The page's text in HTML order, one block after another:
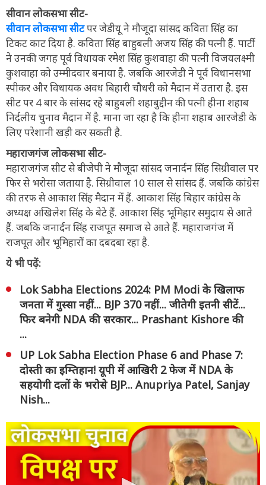
सीवान लोकसभा सीट-
सीवान लोकसभा सीटपर जेडीयू ने मौजूदा सांसद कविता सिंह का
टिकट काट दिया है. कविता सिंह बाहुबली अजय सिंह की पत्नी हैं. पार्टी
ने उनकी जगह पूर्व विधायक रमेश सिंह कुशवाहा की पत्नी विजयलक्ष्मी
कुशवाहा को उम्मीदवार बनाया है. जबकि आरजेडी ने पूर्व विधानसभा
स्पीकर और विधायक अवध बिहारी चौधरी को मैदान में उतारा है. इस
सीट पर 4 बार के सांसद रहे बाहुबली शहाबुद्दीन की पत्नी हीना शहाब
निर्दलीय चुनाव मैदान में है. माना जा रहा है कि हीना शहाब आरजेडी के
लिए परेशानी खड़ी कर सकती है.
महाराजगंज लोकसभा सीट-
महाराजगंज सीट से बीजेपी ने मौजूदा सांसद जनार्दन सिंह सिग्रीवाल पर
फिर से भरोसा जताया है. सिग्रीवाल 10 साल से सांसद हैं. जबकि कांग्रेस
की तरफ से आकाश सिंह मैदान में हैं. आकाश सिंह बिहार कांग्रेस के
अध्यक्ष अखिलेश सिंह के बेटे हैं. आकाश सिंह भूमिहार समुदाय से आते
हैं. जबकि जनार्दन सिंह राजपूत समाज से आते हैं. महाराजगंज में
राजपूत और भूमिहारों का दबदबा रहा है.
ये भी पढ़ें:
Lok Sabha Elections 2024: PM Modi के खिलाफ
जनता में गुस्सा नहीं... BJP 370 नहीं... जीतेगी इतनी सीटें...
फिर बनेगी NDA की सरकार... Prashant Kishore की
...
UP Lok Sabha Election Phase 6 and Phase 7:
दोस्ती का इम्तिहान! यूपी में आखिरी 2 फेज में NDA के
सहयोगी दलों के भरोसे BJP... Anupriya Patel, Sanjay
Nish...